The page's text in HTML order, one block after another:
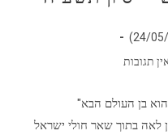
תגובות
בן העולם הבא"
לאה בתוך שאר חולי ישראל